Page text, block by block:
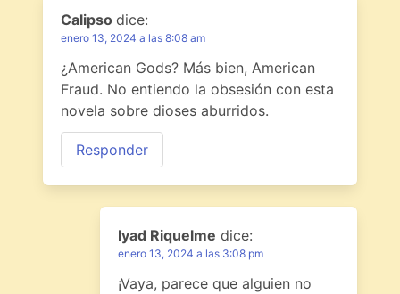
Calipso dice:
enero 13, 2024 a las 8:08 am
¿American Gods? Más bien, American
Fraud. No entiendo la obsesión con esta
novela sobre dioses aburridos.
Responder
Iyad Riquelme dice:
enero 13, 2024 a las 3:08 pm
¡Vaya, parece que alguien no